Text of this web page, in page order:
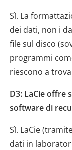
Sì. La
dei dati, non i
file sul disco
programmi
riescono a
D3: LaCie offre
software di
Sì. LaCie
dati in